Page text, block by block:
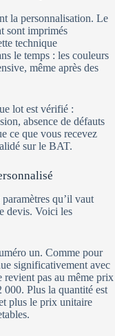
la personnalisation. Le
sont imprimés
technique
le temps : les couleurs
même après des
lot est vérifié :
absence de défauts
ce que vous recevez
sur le BAT.
qu’il vaut
devis. Voici les
un. Comme pour
significativement avec
revient pas au même prix
000. Plus la quantité est
plus le prix unitaire